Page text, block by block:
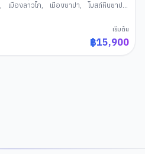
, เมืองลาวไก, เมืองซาปา, โบสถ์หินซาปา,
ร้านผ้า
ทะเลสาบคืนดาบเริ่มต้น
฿15,900